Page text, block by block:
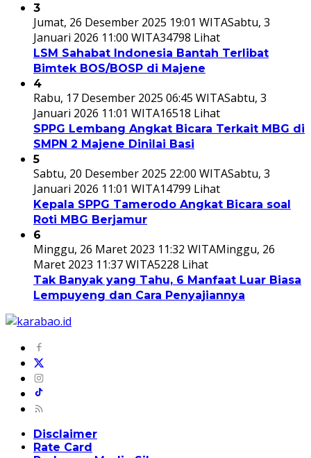
3
Jumat, 26 Desember 2025 19:01 WITASabtu, 3
Januari 2026 11:00 WITA34798 Lihat
LSM Sahabat Indonesia Bantah Terlibat
Bimtek BOS/BOSP di Majene
4
Rabu, 17 Desember 2025 06:45 WITASabtu, 3
Januari 2026 11:01 WITA16518 Lihat
SPPG Lembang Angkat Bicara Terkait MBG di
SMPN 2 Majene Dinilai Basi
5
Sabtu, 20 Desember 2025 22:00 WITASabtu, 3
Januari 2026 11:01 WITA14799 Lihat
Kepala SPPG Tamerodo Angkat Bicara soal
Roti MBG Berjamur
6
Minggu, 26 Maret 2023 11:32 WITAMinggu, 26
Maret 2023 11:37 WITA5228 Lihat
Tak Banyak yang Tahu, 6 Manfaat Luar Biasa
Lempuyeng dan Cara Penyajiannya
Disclaimer
Rate Card